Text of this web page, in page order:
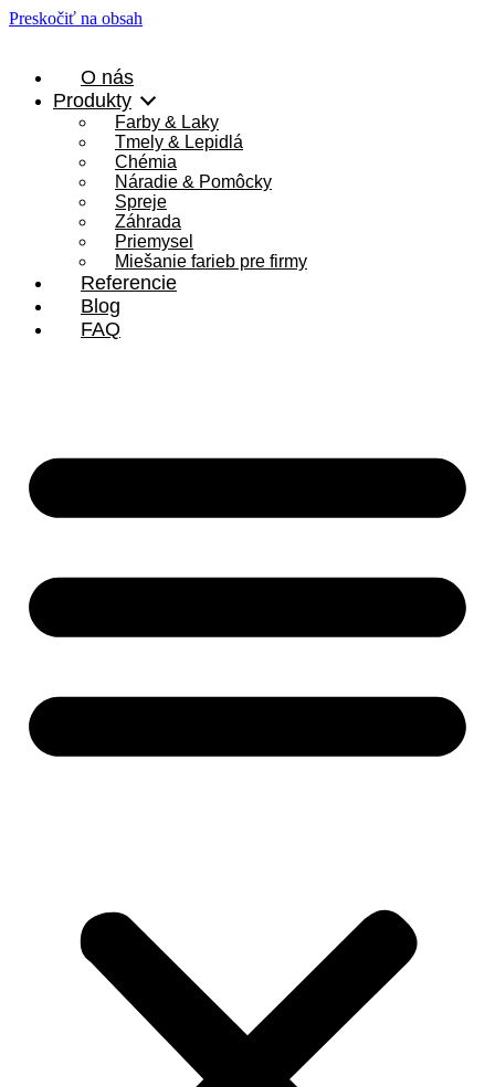
Preskočiť na obsah
O nás
Produkty
Farby & Laky
Tmely & Lepidlá
Chémia
Náradie & Pomôcky
Spreje
Záhrada
Priemysel
Miešanie farieb pre firmy
Referencie
Blog
FAQ